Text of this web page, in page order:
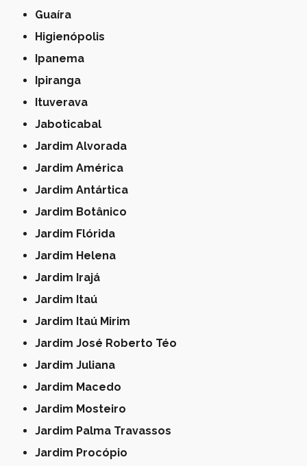
Guaíra
Higienópolis
Ipanema
Ipiranga
Ituverava
Jaboticabal
Jardim Alvorada
Jardim América
Jardim Antártica
Jardim Botânico
Jardim Flórida
Jardim Helena
Jardim Irajá
Jardim Itaú
Jardim Itaú Mirim
Jardim José Roberto Téo
Jardim Juliana
Jardim Macedo
Jardim Mosteiro
Jardim Palma Travassos
Jardim Procópio